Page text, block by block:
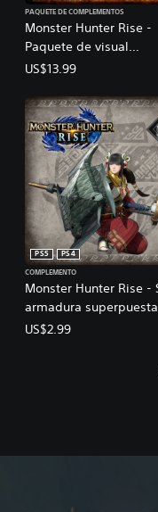
Monster Hunter Rise -
Paquete de visual
superpuesto "Monstruo
PAQUETE DE COMPLEMENTOS
US$13.99
Monster Hunter Rise -
armadura superpuesta
"Minoto" para cazadores
PS5
PS4
COMPLEMENTO
US$2.99